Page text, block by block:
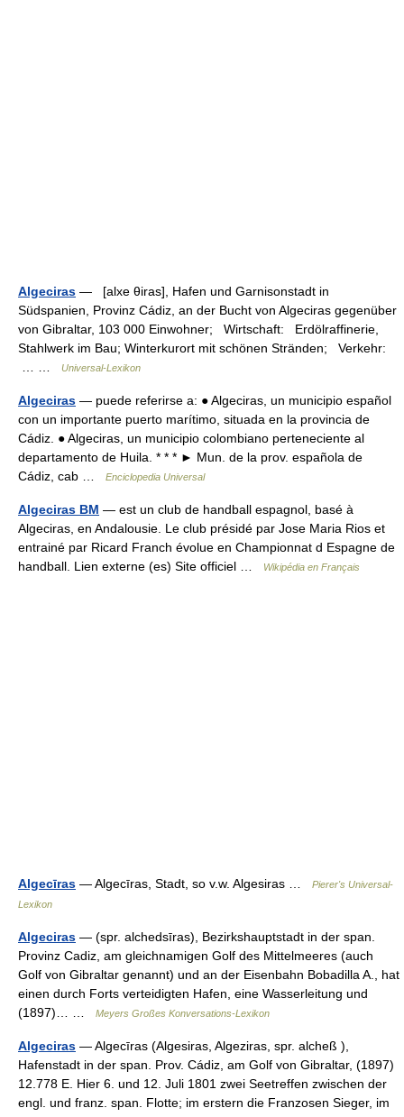
Algeciras — [alxe θiras], Hafen und Garnisonstadt in
Südspanien, Provinz Cádiz, an der Bucht von Algeciras gegenüber
von Gibraltar, 103 000 Einwohner; Wirtschaft: Erdölraffinerie,
Stahlwerk im Bau; Winterkurort mit schönen Stränden; Verkehr:
Universal-Lexikon
Algeciras — puede referirse a: ● Algeciras, un municipio español
con un importante puerto marítimo, situada en la provincia de
Cádiz. ● Algeciras, un municipio colombiano perteneciente al
departamento de Huila. * * * ► Mun. de la prov. española de
Cádiz, cab …
Enciclopedia Universal
Algeciras BM — est un club de handball espagnol, basé à
Algeciras, en Andalousie. Le club présidé par Jose Maria Rios et
entrainé par Ricard Franch évolue en Championnat d Espagne de
handball. Lien externe (es) Site officiel …
Wikipédia en Français
Algecīras — Algecīras, Stadt, so v.w. Algesiras …
Pierer's Universal-
Lexikon
Algeciras — (spr. alchedsīras), Bezirkshauptstadt in der span.
Provinz Cadiz, am gleichnamigen Golf des Mittelmeeres (auch
Golf von Gibraltar genannt) und an der Eisenbahn Bobadilla A., hat
einen durch Forts verteidigten Hafen, eine Wasserleitung und
(1897)… …
Meyers Großes Konversations-Lexikon
Algeciras — Algecīras (Algesiras, Algeziras, spr. alcheß ),
Hafenstadt in der span. Prov. Cádiz, am Golf von Gibraltar, (1897)
12.778 E. Hier 6. und 12. Juli 1801 zwei Seetreffen zwischen der
engl. und franz. span. Flotte; im erstern die Franzosen Sieger, im